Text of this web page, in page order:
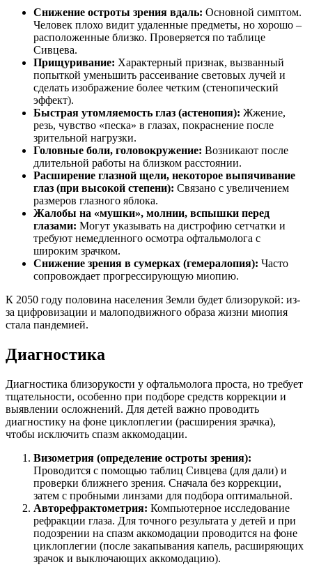
Снижение остроты зрения вдаль: Основной симптом.
Человек плохо видит удаленные предметы, но хорошо –
расположенные близко. Проверяется по таблице
Сивцева.
Прищуривание: Характерный признак, вызванный
попыткой уменьшить рассеивание световых лучей и
сделать изображение более четким (стенопический
эффект).
Быстрая утомляемость глаз (астенопия): Жжение,
резь, чувство «песка» в глазах, покраснение после
зрительной нагрузки.
Головные боли, головокружение: Возникают после
длительной работы на близком расстоянии.
Расширение глазной щели, некоторое выпячивание
глаз (при высокой степени): Связано с увеличением
размеров глазного яблока.
Жалобы на «мушки», молнии, вспышки перед
глазами: Могут указывать на дистрофию сетчатки и
требуют немедленного осмотра офтальмолога с
широким зрачком.
Снижение зрения в сумерках (гемералопия): Часто
сопровождает прогрессирующую миопию.
К 2050 году половина населения Земли будет близорукой: из-
за цифровизации и малоподвижного образа жизни миопия
стала пандемией.
Диагностика
Диагностика близорукости у офтальмолога проста, но требует
тщательности, особенно при подборе средств коррекции и
выявлении осложнений. Для детей важно проводить
диагностику на фоне циклоплегии (расширения зрачка),
чтобы исключить спазм аккомодации.
Визометрия (определение остроты зрения):
Проводится с помощью таблиц Сивцева (для дали) и
проверки ближнего зрения. Сначала без коррекции,
затем с пробными линзами для подбора оптимальной.
Авторефрактометрия: Компьютерное исследование
рефракции глаза. Для точного результата у детей и при
подозрении на спазм аккомодации проводится на фоне
циклоплегии (после закапывания капель, расширяющих
зрачок и выключающих аккомодацию).